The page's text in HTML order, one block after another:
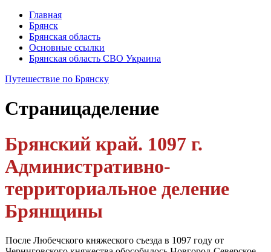
Главная
Брянск
Брянская область
Основные ссылки
Брянская область СВО Украина
Путешествие по Брянску
Страницаделение
Брянский край. 1097 г.
Административно-
территориальное деление
Брянщины
После Любечского княжеского съезда в 1097 году от